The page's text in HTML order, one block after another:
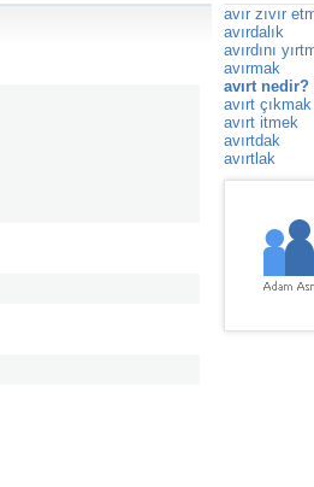
avır zıvır
avırdalık
avırdını
avırmak
avırt nedir?
avırt çıkmak
avırt itmek
avırtdak
avırtlak